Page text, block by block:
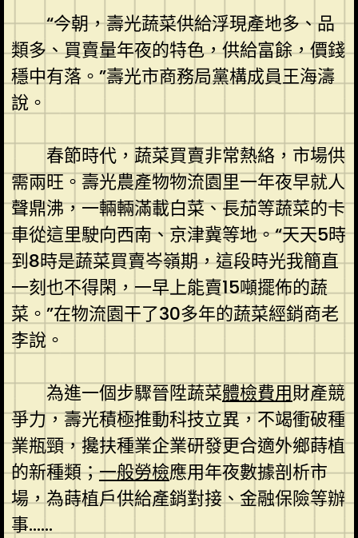
“今朝，壽光蔬菜供給浮現產地多、品
類多、買賣量年夜的特色，供給富餘，價錢
穩中有落。”壽光市商務局黨構成員王海濤
說。
春節時代，蔬菜買賣非常熱絡，市場供
需兩旺。壽光農產物物流園里一年夜早就人
聲鼎沸，一輛輛滿載白菜、長茄等蔬菜的卡
車從這里駛向西南、京津冀等地。“天天5時
到8時是蔬菜買賣岑嶺期，這段時光我簡直
一刻也不得閑，一早上能賣15噸擺佈的蔬
菜。”在物流園干了30多年的蔬菜經銷商老
李說。
為進一個步驟晉陞蔬菜體檢費用財產競
爭力，壽光積極推動科技立異，不竭衝破種
業瓶頸，攙扶種業企業研發更合適外鄉蒔植
的新種類；一般勞檢應用年夜數據剖析市
場，為蒔植戶供給產銷對接、金融保險等辦
事……